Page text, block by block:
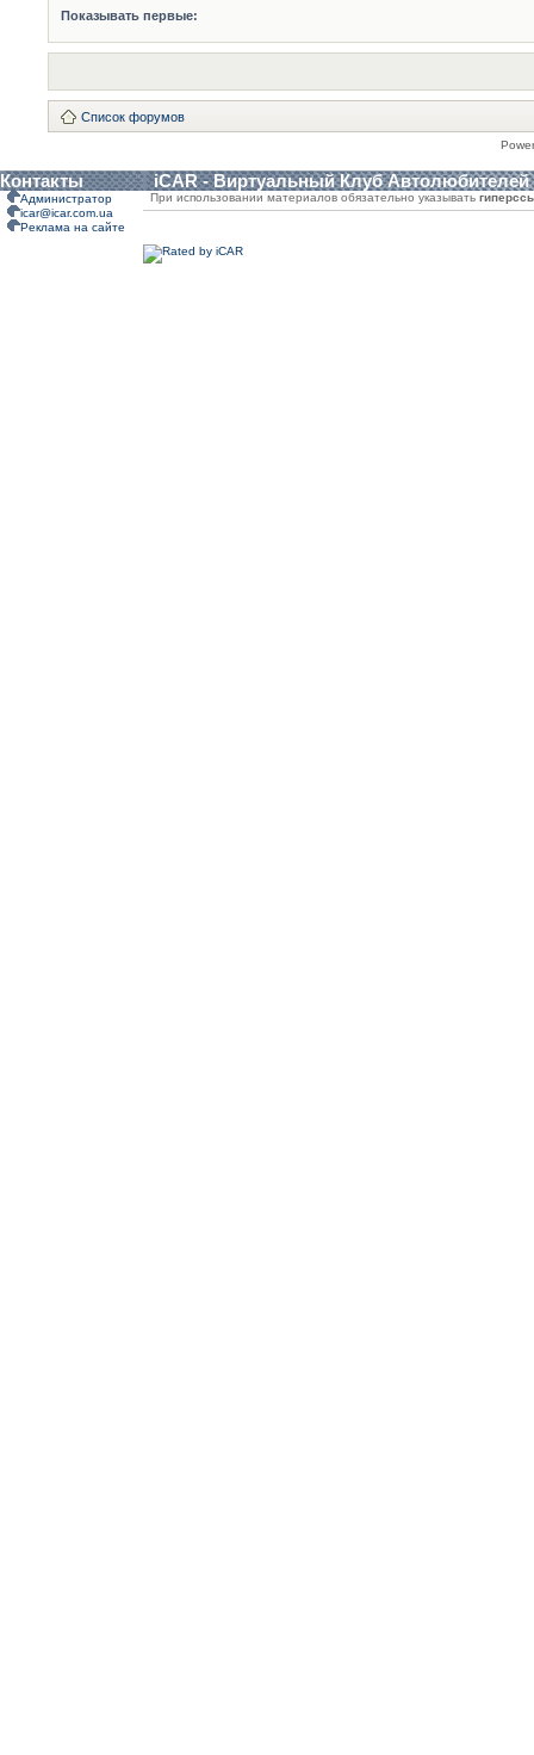
Показывать первые:
Список форумов
Контакты iCAR - Виртуальный Клуб Автолюбителей
Администратор
icar@icar.com.ua
Реклама на сайте
При использовании материалов обязательно указывать